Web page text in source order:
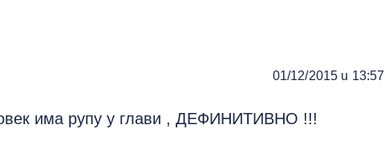
01/12/2015 u 13:57
има рупу у глави , ДЕФИНИТИВНО !!!